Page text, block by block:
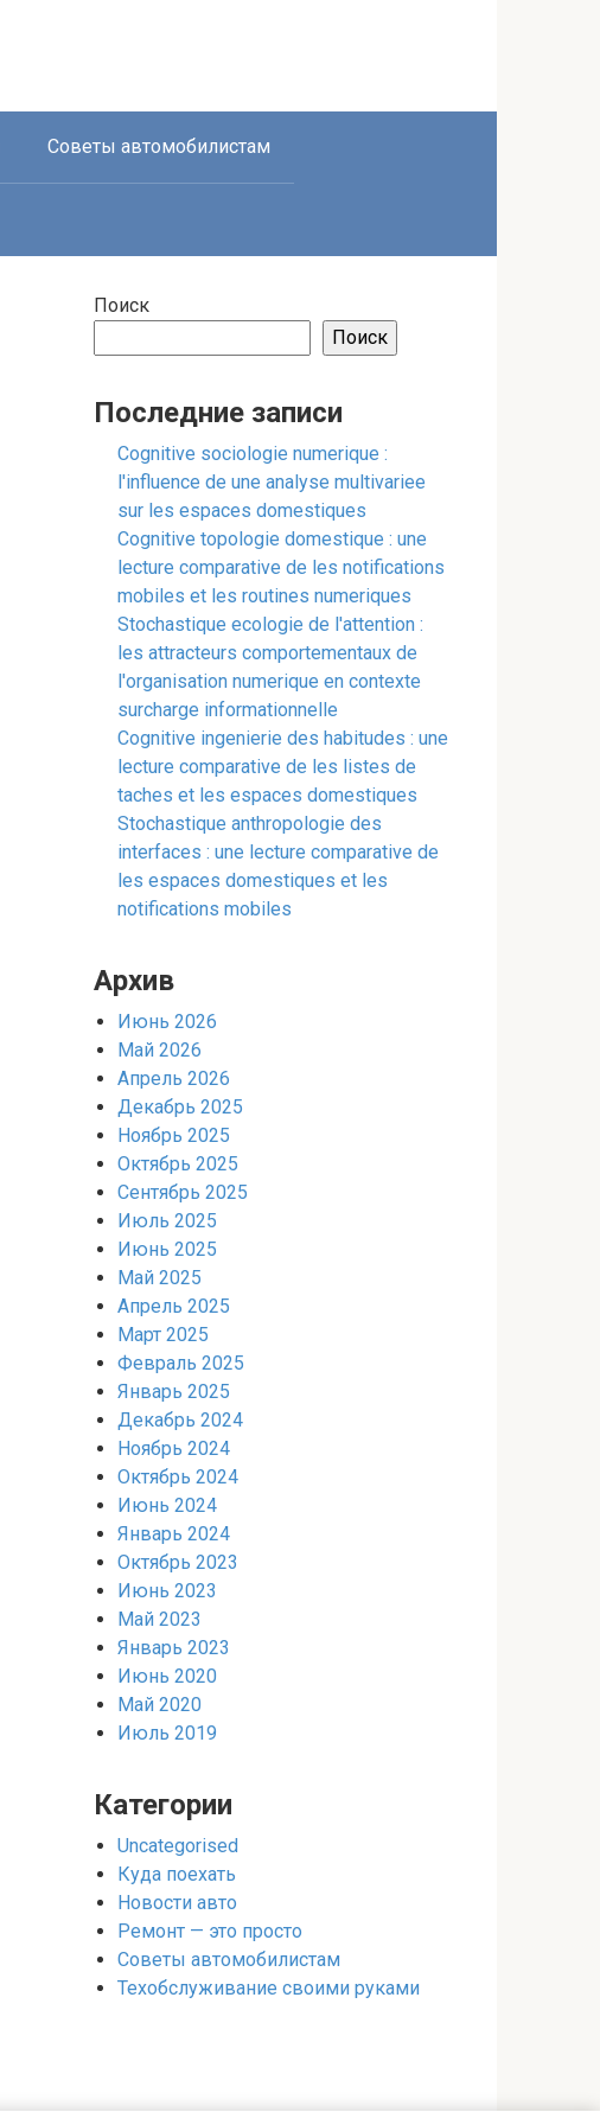
Советы автомобилистам
Поиск
Поиск
Последние записи
Cognitive sociologie numerique :
l'influence de une analyse multivariee
sur les espaces domestiques
Cognitive topologie domestique : une
lecture comparative de les notifications
mobiles et les routines numeriques
Stochastique ecologie de l'attention :
les attracteurs comportementaux de
l'organisation numerique en contexte
surcharge informationnelle
Cognitive ingenierie des habitudes : une
lecture comparative de les listes de
taches et les espaces domestiques
Stochastique anthropologie des
interfaces : une lecture comparative de
les espaces domestiques et les
notifications mobiles
Архив
Июнь 2026
Май 2026
Апрель 2026
Декабрь 2025
Ноябрь 2025
Октябрь 2025
Сентябрь 2025
Июль 2025
Июнь 2025
Май 2025
Апрель 2025
Март 2025
Февраль 2025
Январь 2025
Декабрь 2024
Ноябрь 2024
Октябрь 2024
Июнь 2024
Январь 2024
Октябрь 2023
Июнь 2023
Май 2023
Январь 2023
Июнь 2020
Май 2020
Июль 2019
Категории
Uncategorised
Куда поехать
Новости авто
Ремонт — это просто
Советы автомобилистам
Техобслуживание своими руками